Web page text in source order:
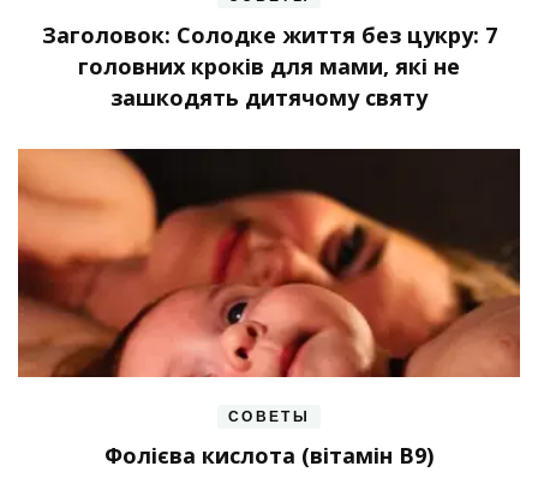
Заголовок: Солодке життя без цукру: 7
головних кроків для мами, які не
зашкодять дитячому святу
СОВЕТЫ
Фолієва кислота (вітамін В9)